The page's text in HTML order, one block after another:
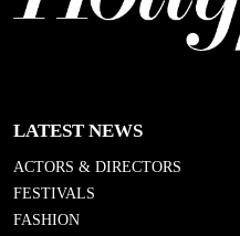
LATEST NEWS
ACTORS & DIRECTORS
FESTIVALS
FASHION